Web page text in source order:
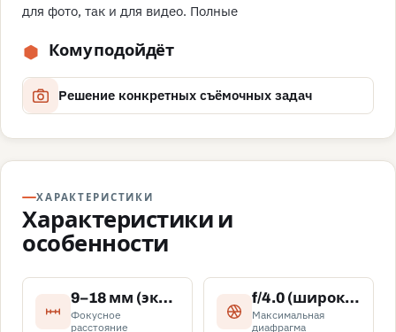
для фото, так и для видео. Полные
Кому подойдёт
Решение конкретных съёмочных задач
ХАРАКТЕРИСТИКИ
Характеристики и
особенности
9–18 мм (эквивалент 18–36 мм для формата 35 мм)
Фокусное
расстояние
f/4.0 (широкий угол) — f/5.6 (телеположение)
Максимальная
диафрагма